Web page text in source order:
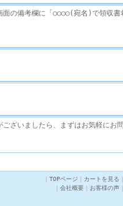
面の備考欄に「○○○○(宛名)で領収
ざいましたら、まずはお気軽にお
TOPページ カートを見る
会社概要 お客様の声